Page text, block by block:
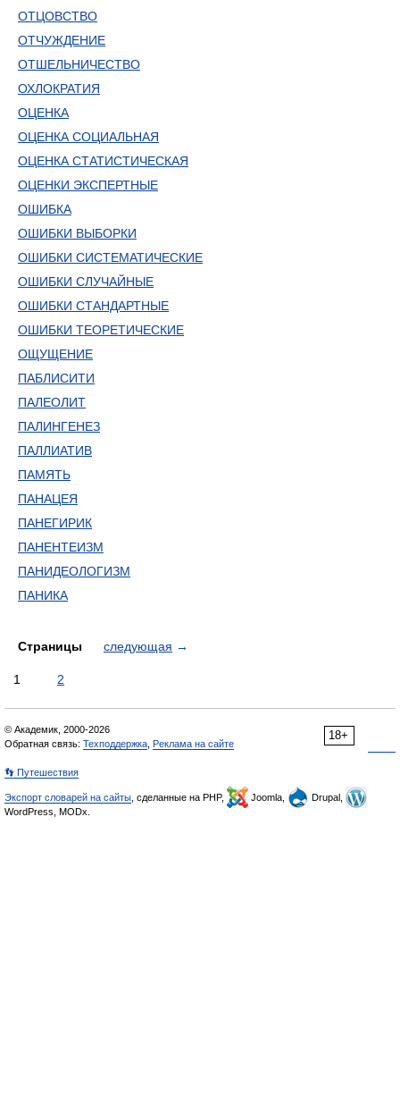
ОТЦОВСТВО
ОТЧУЖДЕНИЕ
ОТШЕЛЬНИЧЕСТВО
ОХЛОКРАТИЯ
ОЦЕНКА
ОЦЕНКА СОЦИАЛЬНАЯ
ОЦЕНКА СТАТИСТИЧЕСКАЯ
ОЦЕНКИ ЭКСПЕРТНЫЕ
ОШИБКА
ОШИБКИ ВЫБОРКИ
ОШИБКИ СИСТЕМАТИЧЕСКИЕ
ОШИБКИ СЛУЧАЙНЫЕ
ОШИБКИ СТАНДАРТНЫЕ
ОШИБКИ ТЕОРЕТИЧЕСКИЕ
ОЩУЩЕНИЕ
ПАБЛИСИТИ
ПАЛЕОЛИТ
ПАЛИНГЕНЕЗ
ПАЛЛИАТИВ
ПАМЯТЬ
ПАНАЦЕЯ
ПАНЕГИРИК
ПАНЕНТЕИЗМ
ПАНИДЕОЛОГИЗМ
ПАНИКА
Страницы следующая →
1 2
18+
© Академик, 2000-2026
Обратная связь: Техподдержка Реклама на сайте
👣 Путешествия
Экспорт словарей на сайты , сделанные на PHP, Joomla,
Drupal,
WordPress, MODx.